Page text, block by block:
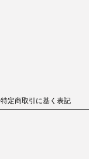
特定商取引に基く表記